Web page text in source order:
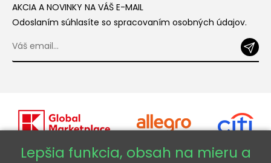
AKCIA A NOVINKY NA VÁŠ E-MAIL
Odoslaním súhlasíte so spracovaním osobných údajov.
Lepšia funkcia, obsah na mieru a